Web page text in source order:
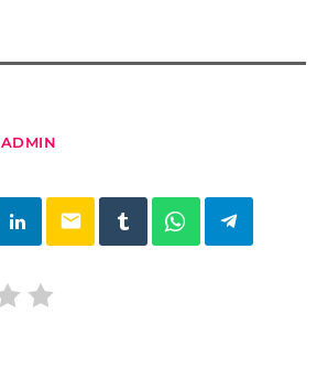
ADMIN
email